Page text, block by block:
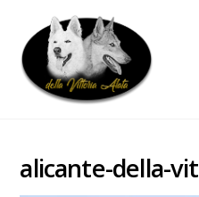
alicante-della-